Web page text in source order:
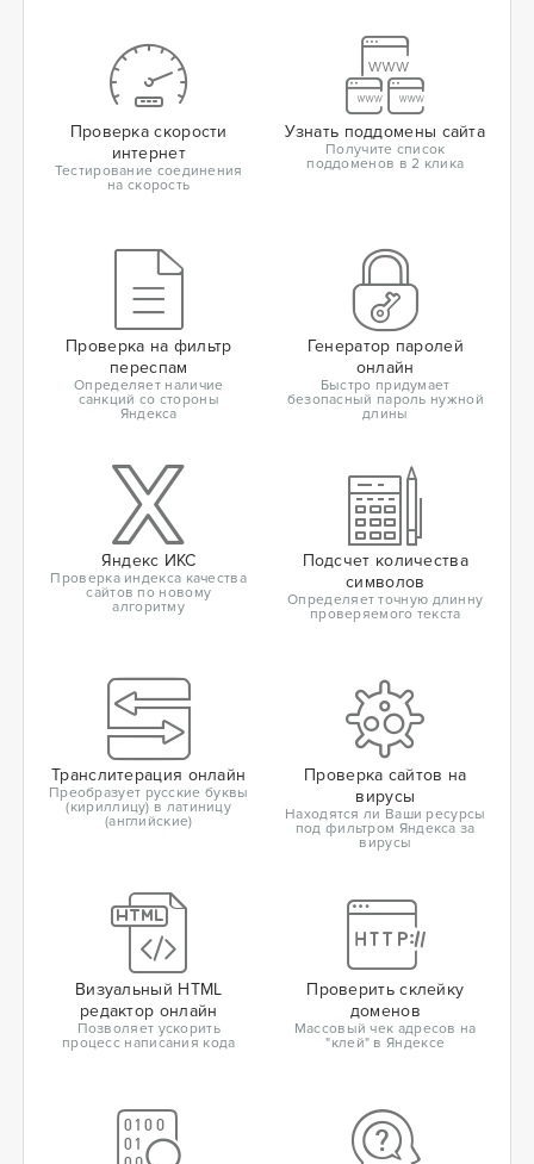
Проверка скорости
интернет
Тестирование соединения
на скорость
Узнать поддомены сайта
Получите список
поддоменов в 2 клика
Проверка на фильтр
переспам
Определяет наличие
санкций со стороны
Яндекса
Генератор паролей
онлайн
Быстро придумает
безопасный пароль нужной
длины
Яндекс ИКС
Проверка индекса качества
сайтов по новому
алгоритму
Подсчет количества
символов
Определяет точную длинну
проверяемого текста
Транслитерация онлайн
Преобразует русские буквы
(кириллицу) в латиницу
(английские)
Проверка сайтов на
вирусы
Находятся ли Ваши ресурсы
под фильтром Яндекса за
вирусы
Визуальный HTML
редактор онлайн
Позволяет ускорить
процесс написания кода
Проверить склейку
доменов
Массовый чек адресов на
"клей" в Яндексе